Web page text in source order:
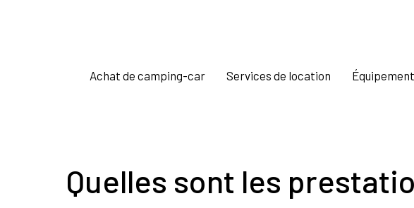
Achat de camping-car Services de location
Quelles sont les